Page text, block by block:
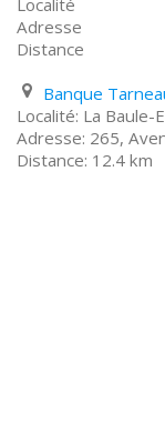
Localité
Adresse
Distance
La Baule-
265,
12.4 km